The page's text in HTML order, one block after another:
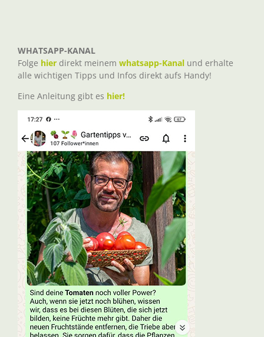
WHATSAPP-KANAL
Folge hier direkt meinem whatsapp-Kanal und erhalte
alle wichtigen Tipps und Infos direkt aufs Handy!
Eine Anleitung gibt es hier!